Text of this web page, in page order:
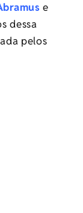
e
dessa
pelos